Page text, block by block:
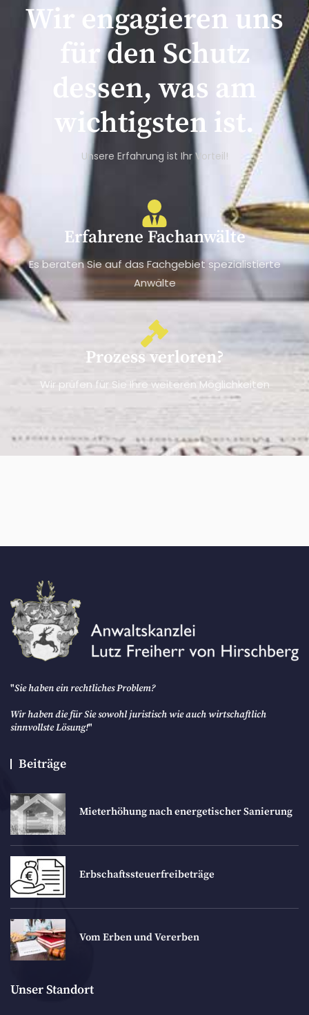
Wir engagieren uns
für den Schutz
dessen, was am
wichtigsten ist.
Unsere Erfahrung ist Ihr Vorteil!
Erfahrene Fachanwälte
Es beraten Sie auf das Fachgebiet spezialistierte
Anwälte
Prozess verloren?
Wir prüfen für Sie Ihre weiteren Möglichkeiten
"Sie haben ein rechtliches Problem?
Wir haben die für Sie sowohl juristisch wie auch wirtschaftlich
sinnvollste Lösung!"
Beiträge
Mieterhöhung nach energetischer Sanierung
Erbschaftssteuerfreibeträge
Vom Erben und Vererben
Unser Standort